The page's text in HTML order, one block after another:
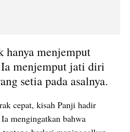
hanya menjemput
menjemput jati diri
setia pada asalnya.
cepat, kisah Panji hadir
mengingatkan bahwa